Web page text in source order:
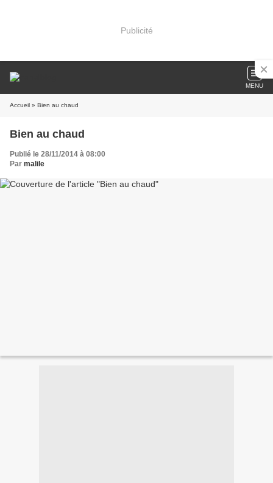
Publicité
MENU
Accueil » Bien au chaud
Bien au chaud
Publié le 28/11/2014 à 08:00
Par malile